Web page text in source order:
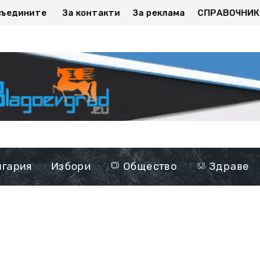
За контакти За реклама СПРАВОЧНИК
Избори Общество Здраве